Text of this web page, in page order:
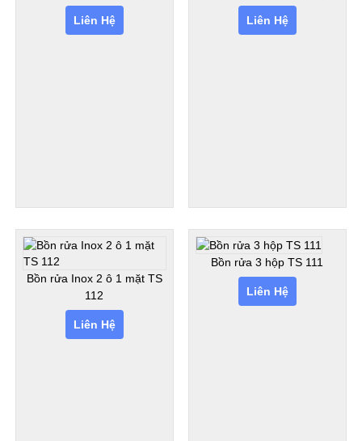
Liên Hệ Liên Hệ
Bồn rửa Inox 2 ô 1 mặt TS
112
Liên Hệ
Bồn rửa 3 hộp TS 111
Liên Hệ